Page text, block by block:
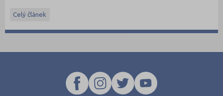
informacemi.
Celý článek